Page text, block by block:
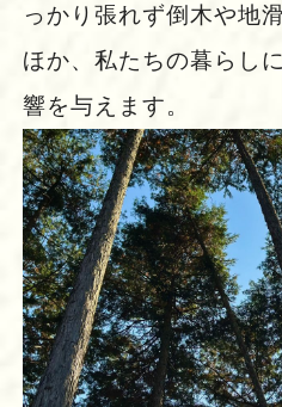
っかり張れず倒木や地
ほか、私たちの暮らし
響を与えます。